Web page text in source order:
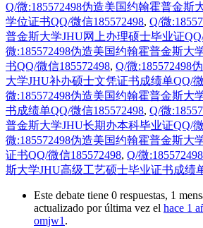
Q/微:185572498伪造美国约翰霍普金斯
学位证书QQ/微信185572498, Q/微
普金斯大学JHU网上办理硕士毕业证
微:185572498伪造美国约翰霍普金斯大
书QQ/微信185572498, Q/微:185572498
大学JHU补办硕士文凭证书成绩单QQ/
微:185572498伪造美国约翰霍普金斯大
书成绩单QQ/微信185572498, Q/微
普金斯大学JHU长期办本科毕业证QQ/
微:185572498伪造美国约翰霍普金斯大
证书QQ/微信185572498, Q/微
斯大学JHU高级工艺硕士毕业证书成绩
Este debate tiene 0 respuestas, 1
actualizado por última vez el hace 1
omjw1 .